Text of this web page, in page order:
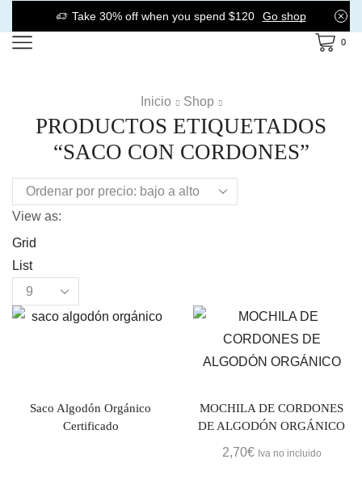
Take 30% off when you spend $120 Go shop
0
Inicio Shop
PRODUCTOS ETIQUETADOS
“SACO CON CORDONES”
View as:
Grid
List
Products
per
Saco Algodón Orgánico
Certificado
MOCHILA DE CORDONES
DE ALGODÓN ORGÁNICO
2,70€ Iva no incluido